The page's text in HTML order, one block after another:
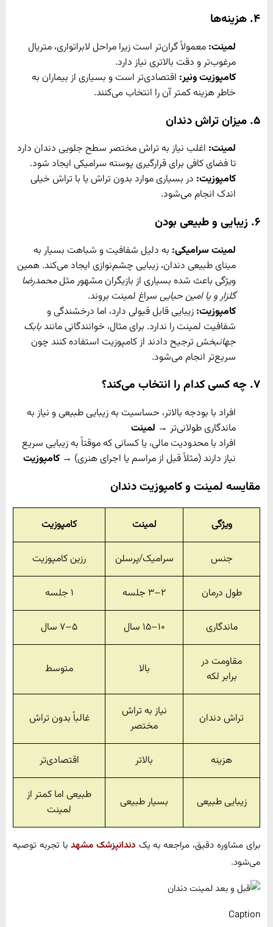
۴. هزینه‌ها
لمینت: معمولاً گران‌تر است زیرا مراحل لابراتواری، متریال
مرغوب‌تر و دقت بالاتری نیاز دارد.
کامپوزیت ونیر: اقتصادی‌تر است و بسیاری از بیماران به
خاطر هزینه کمتر آن را انتخاب می‌کنند.
۵. میزان تراش دندان
لمینت: اغلب نیاز به تراش مختصر سطح جلویی دندان دارد
تا فضای کافی برای قرارگیری پوسته سرامیکی ایجاد شود.
کامپوزیت: در بسیاری موارد بدون تراش یا با تراش خیلی
اندک انجام می‌شود.
۶. زیبایی و طبیعی بودن
لمینت سرامیکی: به دلیل شفافیت و شباهت بسیار به
مینای طبیعی دندان، زیبایی چشم‌نوازی ایجاد می‌کند. همین
ویژگی باعث شده بسیاری از بازیگران مشهور مثلمحمدرضا
گلزار و یا امین حیایی سراغ لمینت بروند.
کامپوزیت: زیبایی قابل قبولی دارد، اما درخشندگی و
شفافیت لمینت را ندارد. برای مثال، خوانندگانی مانندبابک
جهانبخش ترجیح دادند از کامپوزیت استفاده کنند چون
سریع‌تر انجام می‌شود.
۷. چه کسی کدام را انتخاب می‌کند؟
افراد با بودجه بالاتر، حساسیت به زیبایی طبیعی و نیاز به
ماندگاری طولانی‌تر → لمینت
افراد با محدودیت مالی، یا کسانی که موقتاً به زیبایی سریع
نیاز دارند (مثلاً قبل از مراسم یا اجرای هنری) → کامپوزیت
مقایسه لمینت و کامپوزیت دندان
ویژگی لمینت کامپوزیت
جنس سرامیک/پرسلن رزین کامپوزیت
طول درمان ۲–۳ جلسه ۱ جلسه
ماندگاری ۱۰–۱۵ سال ۵–۷ سال
مقاومت در
برابر لکه
بالا متوسط
تراش دندان
نیاز به تراش
مختصر
غالباً بدون تراش
هزینه بالاتر اقتصادی‌تر
زیبایی طبیعی بسیار طبیعی
طبیعی اما کمتر از
لمینت
برای مشاوره دقیق، مراجعه به یک دندانپزشک مشهد با تجربه توصیه
می‌شود.
Caption